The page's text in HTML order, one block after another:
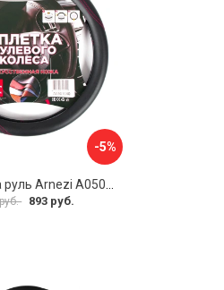
-5%
Оплетка на руль Arnezi A0501040
893 руб.